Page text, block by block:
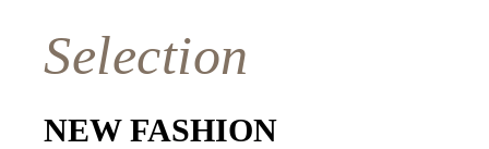
Selection
NEW FASHION